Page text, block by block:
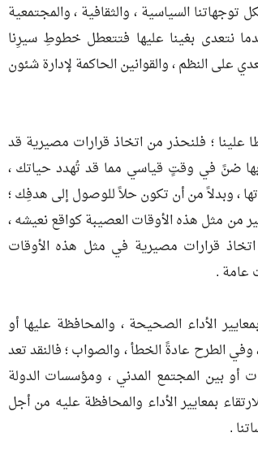
السياسية ، والثقافية ، والمجتمعية
نتعدى بغينا عليها فتتعطل خطوطِ سيرِنا
على النظم ، والقوانين الحاكمة لإدارة شئون
علينا ؛ فلنحذر من اتخاذ قرارات مصيرية قد
بها ضنً في وقتٍ قياسي مما قد تُهدد حياتك ،
، وبدلاً من أن تكون حلاً للوصول إلى هدفِك ؛
مثل هذه الأوقات العصيبة كواقع نعيشه ،
قرارات مصيرية في مثل هذه الأوقات
عامة .
الأداء الصحيحة ، والمحافظة عليها أو
، وفي الطرح عادةً الخطأ ، والصواب ؛ فالنقد تعد
أو بين المجتمع المدني ، ومؤسسات الدولة
بمعايير الأداء والمحافظة عليه من أجل
.